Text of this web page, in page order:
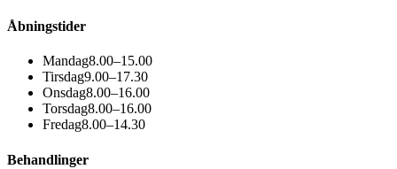
Åbningstider
Mandag8.00–15.00
Tirsdag9.00–17.30
Onsdag8.00–16.00
Torsdag8.00–16.00
Fredag8.00–14.30
Behandlinger